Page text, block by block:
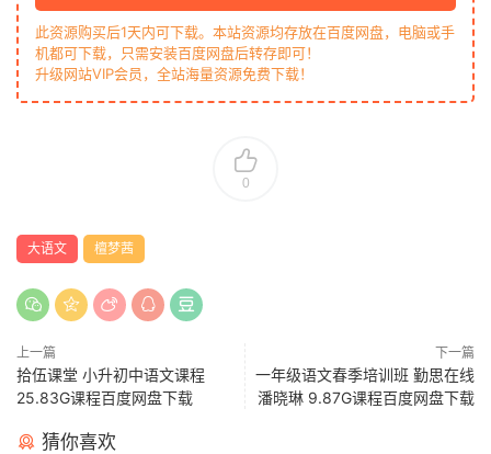
此资源购买后1天内可下载。本站资源均存放在百度网盘，电脑或手
机都可下载，只需安装百度网盘后转存即可！
升级网站VIP会员，全站海量资源免费下载！
0
大语文 檀梦茜
上一篇
拾伍课堂 小升初中语文课程
25.83G课程百度网盘下载
下一篇
一年级语文春季培训班 勤思在线
潘晓琳 9.87G课程百度网盘下载
猜你喜欢